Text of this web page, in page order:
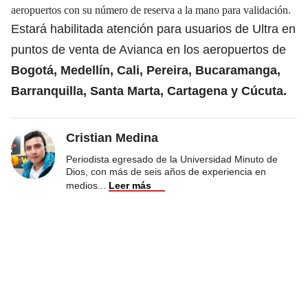
aeropuertos con su número de reserva a la mano para validación.
Estará habilitada atención para usuarios de Ultra en
puntos de venta de Avianca en los aeropuertos de
Bogotá, Medellín, Cali, Pereira, Bucaramanga,
Barranquilla, Santa Marta, Cartagena y Cúcuta.
Cristian Medina
Periodista egresado de la Universidad Minuto de
Dios, con más de seis años de experiencia en
medios
Leer más